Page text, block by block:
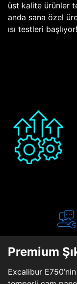
üst kalite ürünler
anda sana özel
ısı testleri başlıyor!
Premium
Excalibur